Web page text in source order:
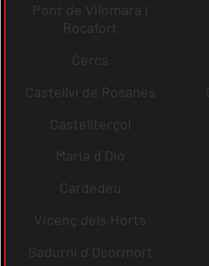
Pont de Vilomara i
Rocafort
Cercs
Castellví de Rosanes
Castellterçol
Maria d´Oló
Cardedeu
Vicenç dels Horts
Sadurní d´Osormort